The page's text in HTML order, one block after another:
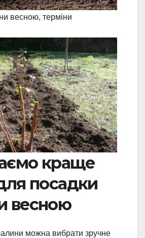
весною, терміни
краще
посадки
весною
можна вибрати зручне